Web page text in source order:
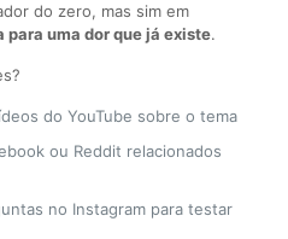
do zero, mas sim em
uma dor que já existe.
do YouTube sobre o tema
ou Reddit relacionados
no Instagram para testar